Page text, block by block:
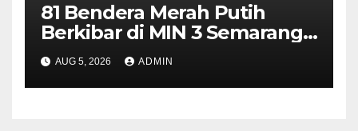
81 Bendera Merah Putih
Berkibar di MIN 3 Semarang,
Bhabinkamtibmas Desa
Timpik Hadiri Peringatan
HUT ke-81 Kemerdekaan RI
AUG 5, 2026 ADMIN